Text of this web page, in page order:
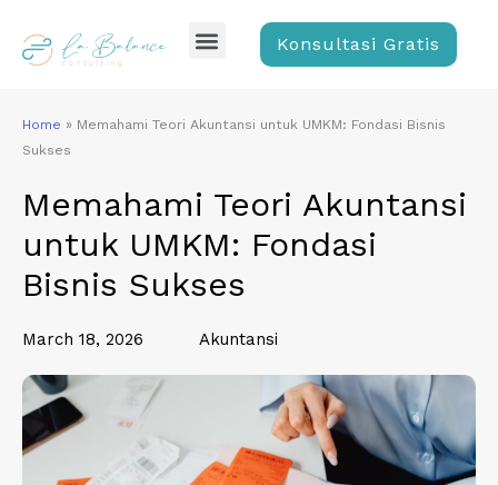
content
Menu Konsultasi Gratis
Home » Memahami Teori Akuntansi untuk UMKM: Fondasi Bisnis
Sukses
Memahami Teori Akuntansi
untuk UMKM: Fondasi
Bisnis Sukses
March 18, 2026 Akuntansi